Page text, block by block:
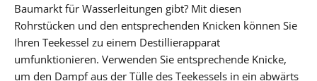
Baumarkt für Wasserleitungen gibt? Mit diesen
Rohrstücken und den entsprechenden Knicken können Sie
Ihren Teekessel zu einem Destillierapparat
umfunktionieren. Verwenden Sie entsprechende Knicke,
um den Dampf aus der Tülle des Teekessels in ein abwärts